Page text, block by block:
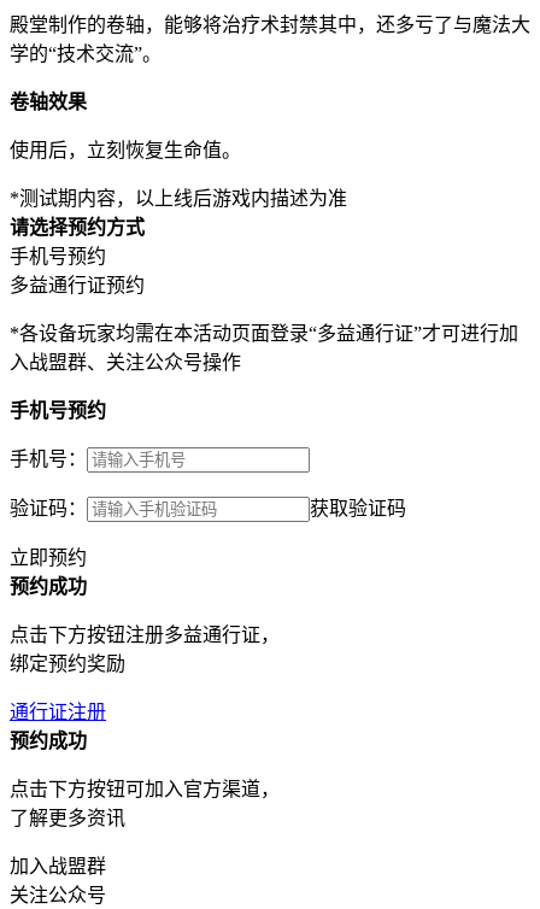
殿堂制作的卷轴，能够将治疗术封禁其中，还多亏了与魔法大
学的“技术交流”。
卷轴效果
使用后，立刻恢复生命值。
*测试期内容，以上线后游戏内描述为准
请选择预约方式
手机号预约
多益通行证预约
*各设备玩家均需在本活动页面登录“多益通行证”才可进行加
入战盟群、关注公众号操作
手机号预约
手机号：
验证码： 获取验证码
立即预约
预约成功
点击下方按钮注册多益通行证，
绑定预约奖励
通行证注册
预约成功
点击下方按钮可加入官方渠道，
了解更多资讯
加入战盟群
关注公众号